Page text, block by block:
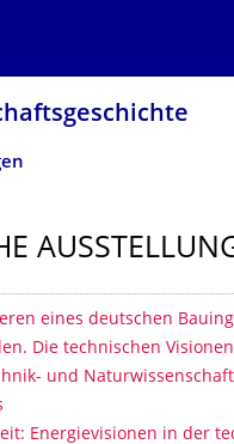
eines deutschen
Die technischen
und
Energievisionen in der